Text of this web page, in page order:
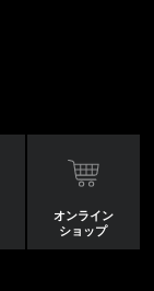
オンライン
ショップ